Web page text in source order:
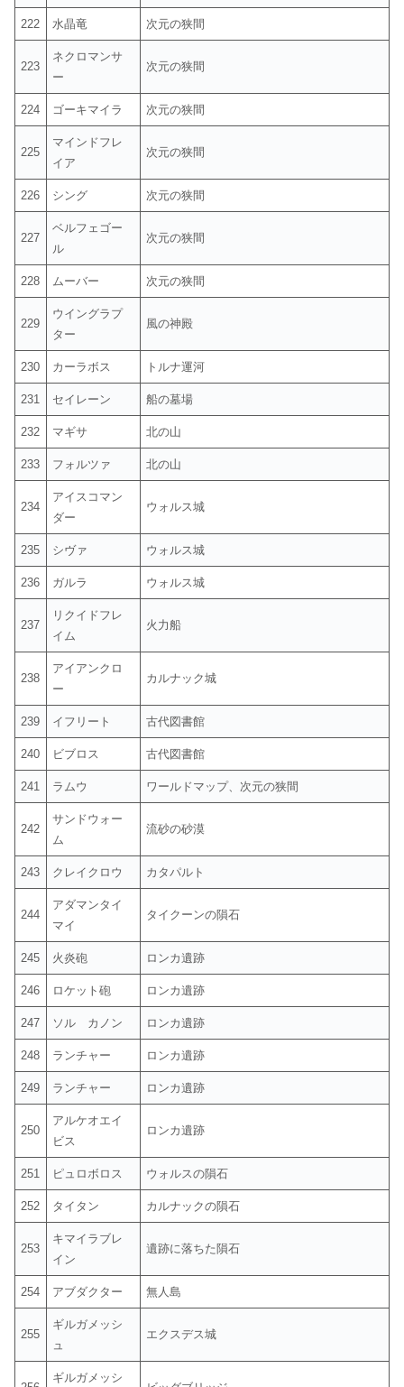
222 水晶竜 次元の狭間
223
ネクロマンサ
ー
次元の狭間
224 ゴーキマイラ 次元の狭間
225
マインドフレ
イア
次元の狭間
226 シング 次元の狭間
227
ベルフェゴー
ル
次元の狭間
228 ムーバー 次元の狭間
229
ウイングラプ
ター
風の神殿
230 カーラボス トルナ運河
231 セイレーン 船の墓場
232 マギサ 北の山
233 フォルツァ 北の山
234
アイスコマン
ダー
ウォルス城
235 シヴァ ウォルス城
236 ガルラ ウォルス城
237
リクイドフレ
イム
火力船
238
アイアンクロ
ー
カルナック城
239 イフリート 古代図書館
240 ビブロス 古代図書館
241 ラムウ ワールドマップ、次元の狭間
242
サンドウォー
ム
流砂の砂漠
243 クレイクロウ カタパルト
244
アダマンタイ
マイ
タイクーンの隕石
245 火炎砲 ロンカ遺跡
246 ロケット砲 ロンカ遺跡
247 ソル カノン ロンカ遺跡
248 ランチャー ロンカ遺跡
249 ランチャー ロンカ遺跡
250
アルケオエイ
ビス
ロンカ遺跡
251 ピュロボロス ウォルスの隕石
252 タイタン カルナックの隕石
253
キマイラブレ
イン
遺跡に落ちた隕石
254 アブダクター 無人島
255
ギルガメッシ
ュ
エクスデス城
ギルガメッシ